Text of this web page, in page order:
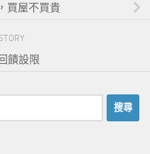
買屋不買貴
饋設限